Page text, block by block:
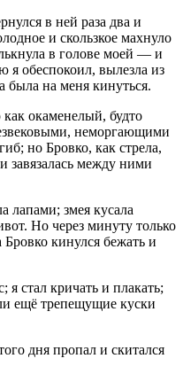
в ней раза два и
и скользкое махнуло
в голове моей — и
я обеспокоил, вылезла из
была на меня кинуться.
окаменелый, будто
неморгающими
но Бровко, как стрела,
завязалась между ними
лапами; змея кусала
Но через минуту только
кинулся бежать и
я стал кричать и плакать;
ещё трепещущие куски
дня пропал и скитался